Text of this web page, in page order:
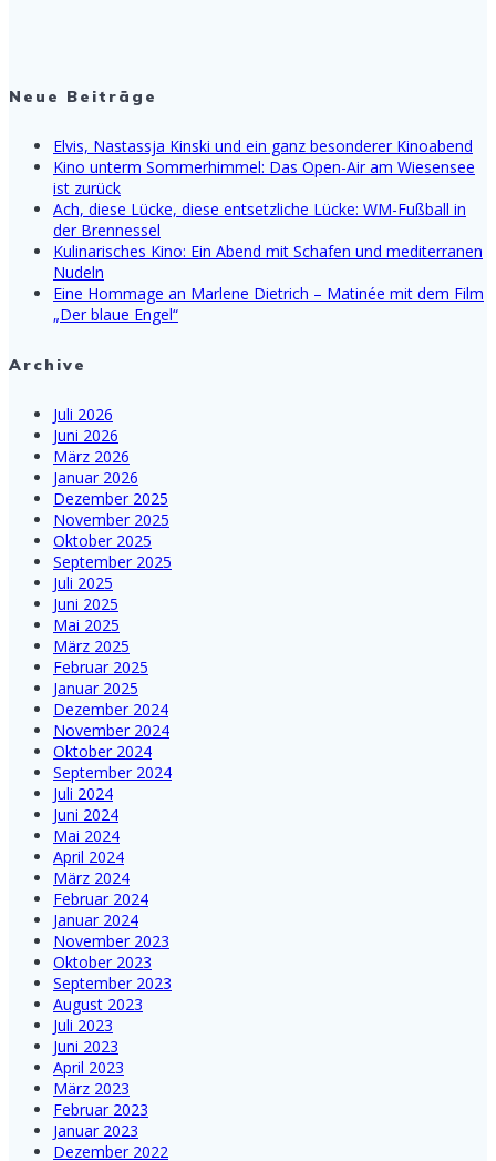
Neue Beiträge
Elvis, Nastassja Kinski und ein ganz besonderer Kinoabend
Kino unterm Sommerhimmel: Das Open-Air am Wiesensee
ist zurück
Ach, diese Lücke, diese entsetzliche Lücke: WM-Fußball in
der Brennessel
Kulinarisches Kino: Ein Abend mit Schafen und mediterranen
Nudeln
Eine Hommage an Marlene Dietrich – Matinée mit dem Film
„Der blaue Engel“
Archive
Juli 2026
Juni 2026
März 2026
Januar 2026
Dezember 2025
November 2025
Oktober 2025
September 2025
Juli 2025
Juni 2025
Mai 2025
März 2025
Februar 2025
Januar 2025
Dezember 2024
November 2024
Oktober 2024
September 2024
Juli 2024
Juni 2024
Mai 2024
April 2024
März 2024
Februar 2024
Januar 2024
November 2023
Oktober 2023
September 2023
August 2023
Juli 2023
Juni 2023
April 2023
März 2023
Februar 2023
Januar 2023
Dezember 2022